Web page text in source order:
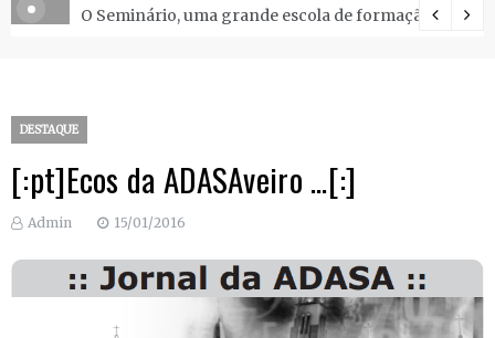
O Seminário, uma grande escola de formação.
DESTAQUE
[:pt]Ecos da ADASAveiro …[:]
Admin 15/01/2016